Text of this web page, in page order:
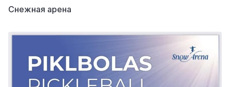
Снежная арена